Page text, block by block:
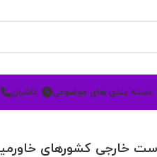
دسته بندی های موضوعی ناشران
خارجی کشورهای